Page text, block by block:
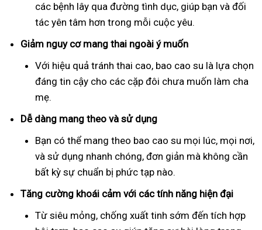
các bệnh lây qua đường tình dục, giúp bạn và đối
tác yên tâm hơn trong mỗi cuộc yêu.
Giảm nguy cơ mang thai ngoài ý muốn
Với hiệu quả tránh thai cao, bao cao su là lựa chọn
đáng tin cậy cho các cặp đôi chưa muốn làm cha
mẹ.
Dễ dàng mang theo và sử dụng
Bạn có thể mang theo bao cao su mọi lúc, mọi nơi,
và sử dụng nhanh chóng, đơn giản mà không cần
bất kỳ sự chuẩn bị phức tạp nào.
Tăng cường khoái cảm với các tính năng hiện đại
Từ siêu mỏng, chống xuất tinh sớm đến tích hợp